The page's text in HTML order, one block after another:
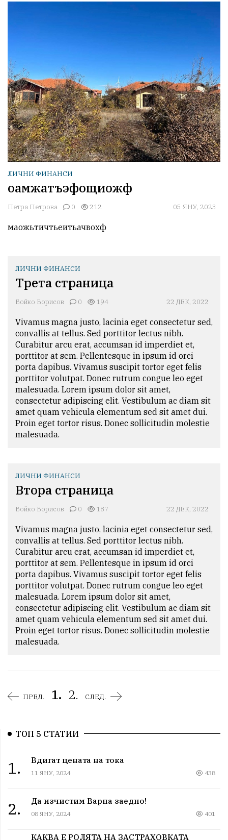
ЛИЧНИ ФИНАНСИ
оамжатъэфощиожф
Петра Петрова 0 212 05 ЯНУ, 2023
маожьтичтьеитьачвохф
ЛИЧНИ ФИНАНСИ
Трета страница
Бойко Борисов 0 194 22 ДЕК, 2022
Vivamus magna justo, lacinia eget consectetur sed,
convallis at tellus. Sed porttitor lectus nibh.
Curabitur arcu erat, accumsan id imperdiet et,
porttitor at sem. Pellentesque in ipsum id orci
porta dapibus. Vivamus suscipit tortor eget felis
porttitor volutpat. Donec rutrum congue leo eget
malesuada. Lorem ipsum dolor sit amet,
consectetur adipiscing elit. Vestibulum ac diam sit
amet quam vehicula elementum sed sit amet dui.
Proin eget tortor risus. Donec sollicitudin molestie
malesuada.
ЛИЧНИ ФИНАНСИ
Втора страница
Бойко Борисов 0 187 22 ДЕК, 2022
Vivamus magna justo, lacinia eget consectetur sed,
convallis at tellus. Sed porttitor lectus nibh.
Curabitur arcu erat, accumsan id imperdiet et,
porttitor at sem. Pellentesque in ipsum id orci
porta dapibus. Vivamus suscipit tortor eget felis
porttitor volutpat. Donec rutrum congue leo eget
malesuada. Lorem ipsum dolor sit amet,
consectetur adipiscing elit. Vestibulum ac diam sit
amet quam vehicula elementum sed sit amet dui.
Proin eget tortor risus. Donec sollicitudin molestie
malesuada.
ПРЕД. 1. 2. СЛЕД.
ТОП 5 СТАТИИ
1. Вдигат цената на тока
11 ЯНУ, 2024 438
2. Да изчистим Варна заедно!
08 ЯНУ, 2024 401
КАКВА Е РОЛЯТА НА ЗАСТРАХОВКАТА